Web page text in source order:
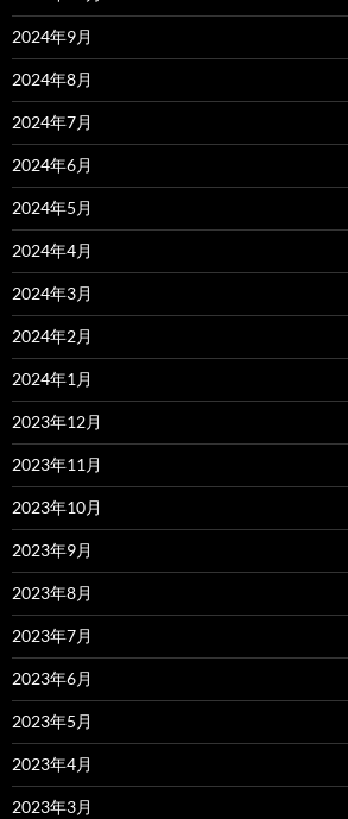
2024年9月
2024年8月
2024年7月
2024年6月
2024年5月
2024年4月
2024年3月
2024年2月
2024年1月
2023年12月
2023年11月
2023年10月
2023年9月
2023年8月
2023年7月
2023年6月
2023年5月
2023年4月
2023年3月